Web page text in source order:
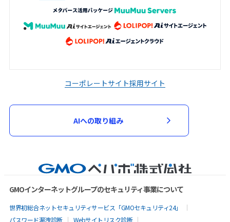
コーポレートサイト採用サイト
AIへの取り組み
GMOインターネットグループのセキュリティ事業について
世界初総合ネットセキュリティサービス「GMOセキュリティ24」
パスワード漏洩診断
Webサイトリスク診断